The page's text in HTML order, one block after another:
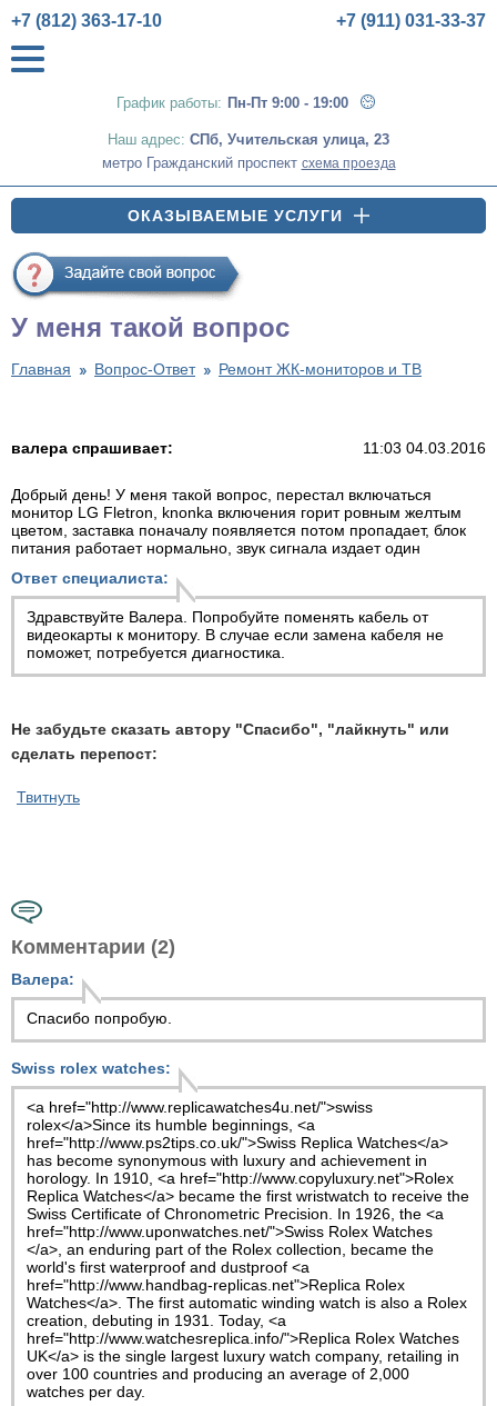
График работы: Пн-Пт 9:00 - 19:00
+7 (812) 363-17-10 +7 (911) 031-33-37
Наш адрес: СПб, Учительская улица, 23
метро Гражданский проспект схема проезда
ОКАЗЫВАЕМЫЕ УСЛУГИ
У меня такой вопрос
Главная Вопрос-Ответ Ремонт ЖК-мониторов и ТВ
валера спрашивает: 11:03 04.03.2016
Добрый день! У меня такой вопрос, перестал включаться
монитор LG Fletron, knonka включения горит ровным желтым
цветом, заставка поначалу появляется потом пропадает, блок
питания работает нормально, звук сигнала издает один
Ответ специалиста:
Здравствуйте Валера. Попробуйте поменять кабель от
видеокарты к монитору. В случае если замена кабеля не
поможет, потребуется диагностика.
Не забудьте сказать автору "Спасибо", "лайкнуть" или
сделать перепост:
Твитнуть
Комментарии (2)
Валера:
Спасибо попробую.
Swiss rolex watches:
<a href="http://www.replicawatches4u.net/">swiss
rolex</a>Since its humble beginnings, <a
href="http://www.ps2tips.co.uk/">Swiss Replica Watches</a>
has become synonymous with luxury and achievement in
horology. In 1910, <a href="http://www.copyluxury.net">Rolex
Replica Watches</a> became the first wristwatch to receive the
Swiss Certificate of Chronometric Precision. In 1926, the <a
href="http://www.uponwatches.net/">Swiss Rolex Watches
</a>, an enduring part of the Rolex collection, became the
world's first waterproof and dustproof <a
href="http://www.handbag-replicas.net">Replica Rolex
Watches</a>. The first automatic winding watch is also a Rolex
creation, debuting in 1931. Today, <a
href="http://www.watchesreplica.info/">Replica Rolex Watches
UK</a> is the single largest luxury watch company, retailing in
over 100 countries and producing an average of 2,000
watches per day.